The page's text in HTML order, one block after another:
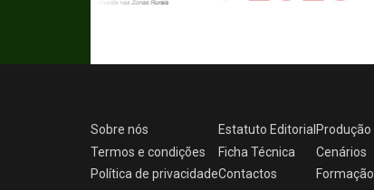
Sobre nós
Termos e condições
Política de privacidade
Estatuto Editorial
Ficha Técnica
Contactos
Produção
Cenários
Formação